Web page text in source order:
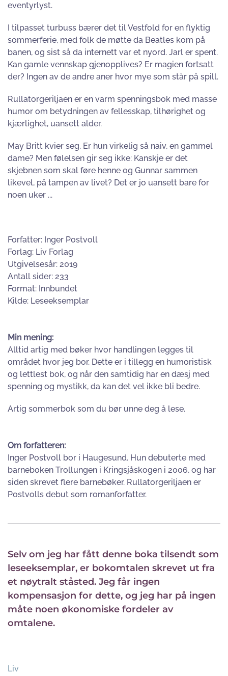
eventyrlyst.
I tilpasset turbuss bærer det til Vestfold for en flyktig
sommerferie, med folk de møtte da Beatles kom på
banen, og sist så da internett var et nyord. Jarl er spent.
Kan gamle vennskap gjenopplives? Er magien fortsatt
der? Ingen av de andre aner hvor mye som står på spill.
Rullatorgeriljaen er en varm spenningsbok med masse
humor om betydningen av fellesskap, tilhørighet og
kjærlighet, uansett alder.
May Britt kvier seg. Er hun virkelig så naiv, en gammel
dame? Men følelsen gir seg ikke: Kanskje er det
skjebnen som skal føre henne og Gunnar sammen
likevel, på tampen av livet? Det er jo uansett bare for
noen uker ...
Forfatter: Inger Postvoll
Forlag: Liv Forlag
Utgivelsesår: 2019
Antall sider: 233
Format: Innbundet
Kilde: Leseeksemplar
Min mening:
Alltid artig med bøker hvor handlingen legges til
området hvor jeg bor. Dette er i tillegg en humoristisk
og lettlest bok, og når den samtidig har en dæsj med
spenning og mystikk, da kan det vel ikke bli bedre.
Artig sommerbok som du bør unne deg å lese.
Om forfatteren:
Inger Postvoll bor i Haugesund. Hun debuterte med
barneboken Trollungen i Kringsjåskogen i 2006, og har
siden skrevet flere barnebøker. Rullatorgeriljaen er
Postvolls debut som romanforfatter.
Selv om jeg har fått denne boka tilsendt som
leseeksemplar, er bokomtalen skrevet ut fra
et nøytralt ståsted. Jeg får ingen
kompensasjon for dette, og jeg har på ingen
måte noen økonomiske fordeler av
omtalene.
Liv